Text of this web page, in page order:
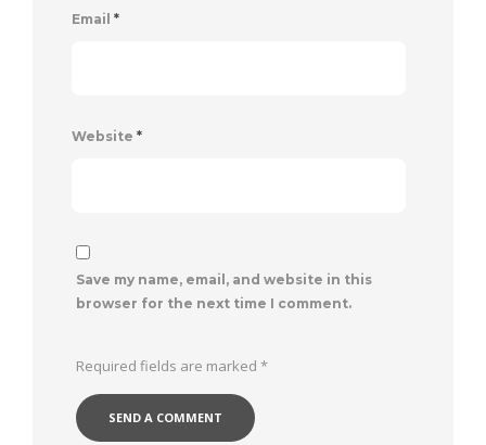
Email *
Website *
Save my name, email, and website in this
browser for the next time I comment.
Required fields are marked *